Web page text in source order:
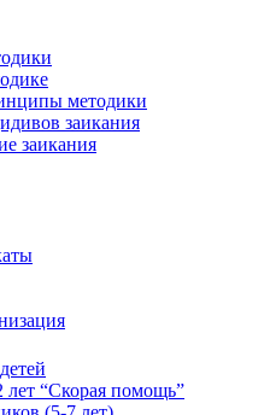
методики
заикания
заикания
лет “Скорая помощь”